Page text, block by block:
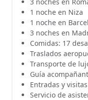
1 noche en Niza
1 noche en
3 noches en
Comidas: 17
Traslados
Transporte de
Guía
Entradas y
Servicio de